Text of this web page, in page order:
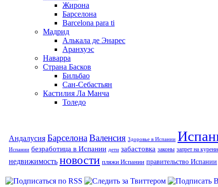
Жирона
Барселона
Barcelona para ti
Мадрид
Алькала де Энарес
Аранхуэс
Наварра
Страна Басков
Бильбао
Сан-Себастьян
Кастилия Ла Манча
Толедо
Андалусия БарселонаВаленсия Здоровье в Испании
Испании безработица в Испании дети забастовка законы запрет на
недвижимость новости пляжи Испании правительство Испании